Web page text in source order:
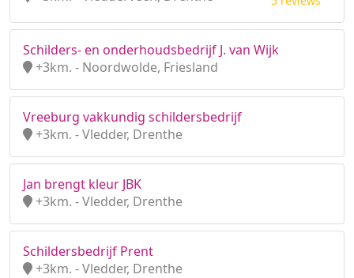
Schilders- en onderhoudsbedrijf J. van Wijk
+3km. - Noordwolde, Friesland
Vreeburg vakkundig schildersbedrijf
+3km. - Vledder, Drenthe
Jan brengt kleur JBK
+3km. - Vledder, Drenthe
Schildersbedrijf Prent
+3km. - Vledder, Drenthe